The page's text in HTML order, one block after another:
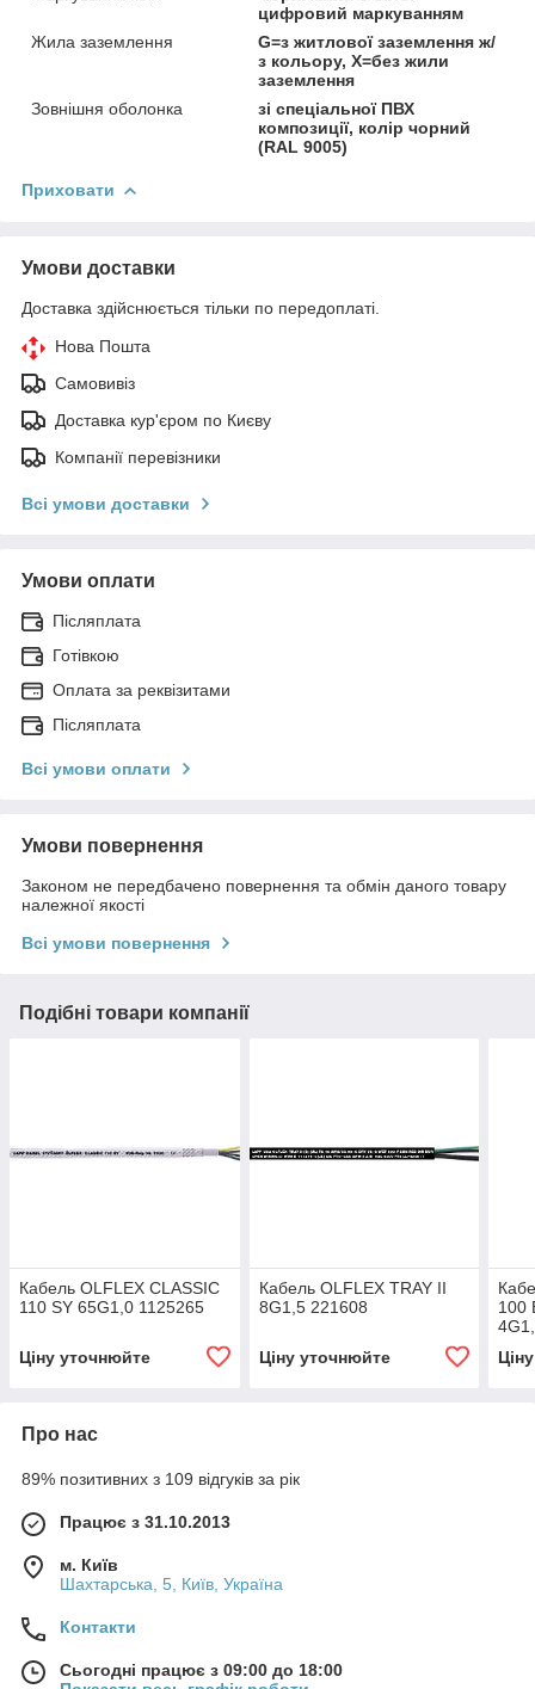
цифровий маркуванням
Жила заземлення
G=з житлової заземлення ж/
з кольору, Х=без жили
заземлення
Зовнішня оболонка
зі спеціальної ПВХ
композиції, колір чорний
(RAL 9005)
Приховати
Умови доставки
Доставка здійснюється тільки по передоплаті.
Нова Пошта
Самовивіз
Доставка кур'єром по Києву
Компанії перевізники
Всі умови доставки
Умови оплати
Післяплата
Готівкою
Оплата за реквізитами
Післяплата
Всі умови оплати
Умови повернення
Законом не передбачено повернення та обмін даного товару
належної якості
Всі умови повернення
Подібні товари компанії
Кабель OLFLEX CLASSIC
110 SY 65G1,0 1125265
Ціну уточнюйте
Кабель OLFLEX TRAY II
8G1,5 221608
Ціну уточнюйте
100
Про нас
89% позитивних з 109 відгуків за рік
Працює з 31.10.2013
м. Київ
Шахтарська, 5, Київ, Україна
Контакти
Сьогодні працює з 09:00 до 18:00